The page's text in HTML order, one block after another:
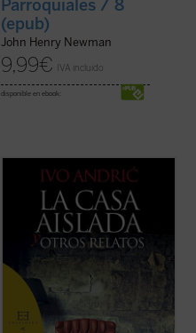
Parroquiales / 8
(epub)
John Henry Newman
9,99€ IVA incluido
disponible en ebook:
(ver ficha)